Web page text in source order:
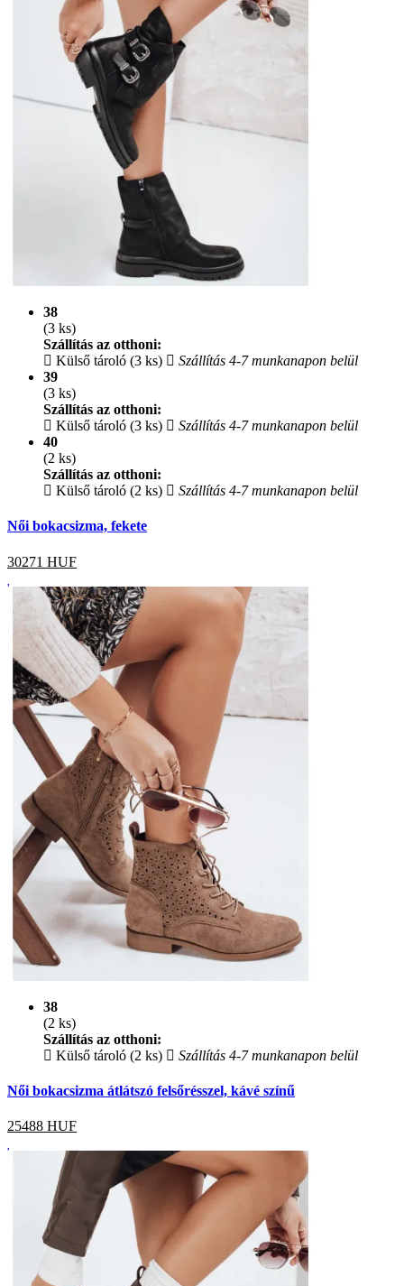
38
(3 ks)
Szállítás az otthoni:
Külső tároló (3 ks)
Szállítás 4-7 munkanapon belül
39
(3 ks)
Szállítás az otthoni:
Külső tároló (3 ks)
Szállítás 4-7 munkanapon belül
40
(2 ks)
Szállítás az otthoni:
Külső tároló (2 ks)
Szállítás 4-7 munkanapon belül
Női bokacsizma, fekete
30271 HUF
38
(2 ks)
Szállítás az otthoni:
Külső tároló (2 ks)
Szállítás 4-7 munkanapon belül
Női bokacsizma átlátszó felsőrésszel, kávé színű
25488 HUF